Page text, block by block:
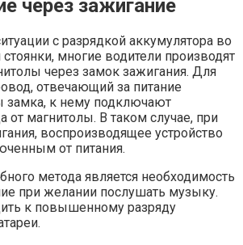
через зажигание
с разрядкой аккумулятора во
многие водители производят
через замок зажигания. Для
отвечающий за питание
замка, к нему подключают
магнитолы. В таком случае, при
воспроизводящее устройство
от питания.
метода является необходимость
при желании послушать музыку.
к повышенному разряду